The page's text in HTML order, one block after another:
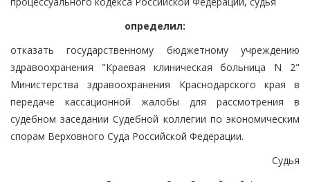
определил:
отказать государственному бюджетному учреждению
здравоохранения "Краевая клиническая больница N 2"
Министерства здравоохранения Краснодарского края в
передаче кассационной жалобы для рассмотрения в
судебном заседании Судебной коллегии по экономическим
спорам Верховного Суда Российской Федерации.
Судья